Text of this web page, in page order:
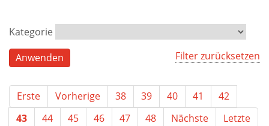
Kategorie
Filter zurücksetzen
Erste Vorherige 38 39 40 41
42
43
44 45 46 47 48 Nächste Letzte